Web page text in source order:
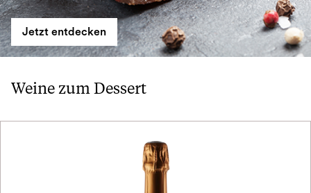
Jetzt entdecken
Weine zum Dessert